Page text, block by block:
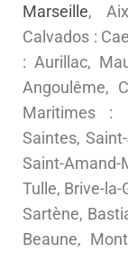
Marseille,
Calvados :
: Aurillac,
Angoulême,
Maritimes :
Saintes,
Saint-
Tulle, Brive-
Sartène,
Beaune,